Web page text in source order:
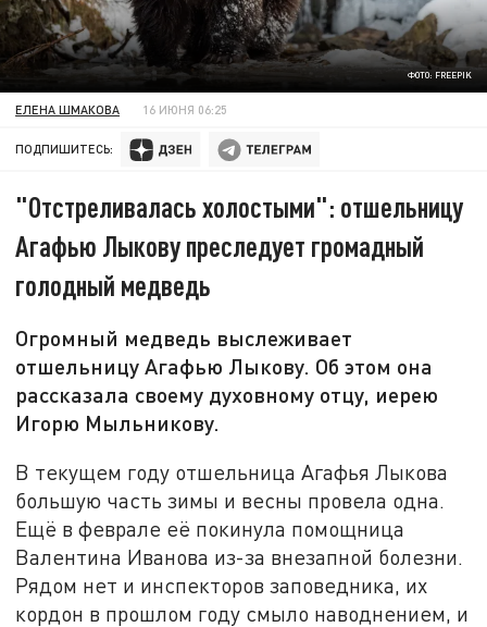
ФОТО: FREEPIK
ЕЛЕНА ШМАКОВА 16 ИЮНЯ 06:25
ПОДПИШИТЕСЬ:
"Отстреливалась холостыми": отшельницу
Агафью Лыкову преследует громадный
голодный медведь
Огромный медведь выслеживает
отшельницу Агафью Лыкову. Об этом она
рассказала своему духовному отцу, иерею
Игорю Мыльникову.
В текущем году отшельница Агафья Лыкова
большую часть зимы и весны провела одна.
Ещё в феврале её покинула помощница
Валентина Иванова из-за внезапной болезни.
Рядом нет и инспекторов заповедника, их
кордон в прошлом году смыло наводнением, и